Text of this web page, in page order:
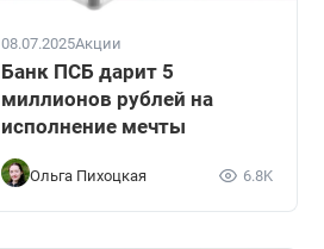
08.07.2025Акции
Банк ПСБ дарит 5
миллионов рублей на
исполнение мечты
Ольга Пихоцкая 6.8K